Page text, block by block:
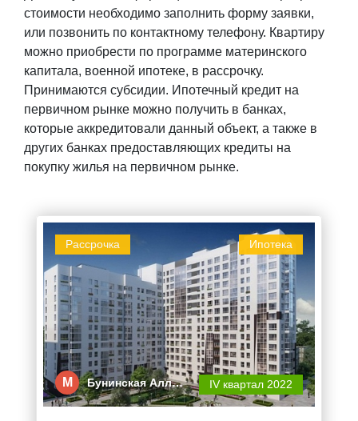
стоимости необходимо заполнить форму заявки,
или позвонить по контактному телефону. Квартиру
можно приобрести по программе материнского
капитала, военной ипотеке, в рассрочку.
Принимаются субсидии. Ипотечный кредит на
первичном рынке можно получить в банках,
которые аккредитовали данный объект, а также в
других банках предоставляющих кредиты на
покупку жилья на первичном рынке.
Ипотека
Рассрочка
М Бунинская Алл… IV квартал 2022